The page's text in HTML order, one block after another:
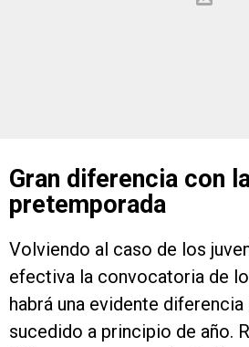
Gran diferencia con
pretemporada
Volviendo al caso de los
efectiva la convocatoria de
habrá una evidente
sucedido a principio de año.